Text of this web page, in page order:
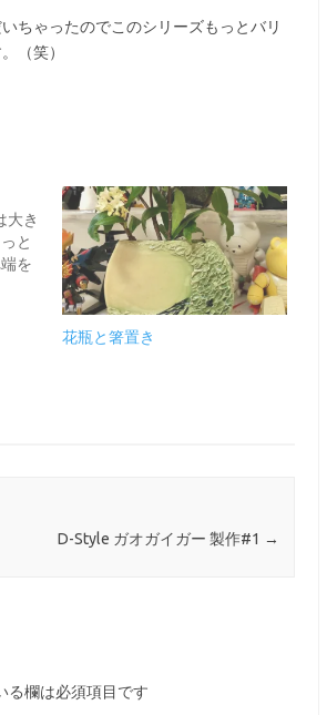
ちゃったのでこのシリーズもっとバリ
（笑）
大き
と
を
花瓶と箸置き
D-Style ガオガイガー 製作#1 →
る欄は必須項目です